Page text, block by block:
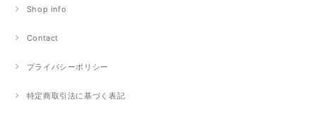
Shop info
Contact
プライバシーポリシー
特定商取引法に基づく表記